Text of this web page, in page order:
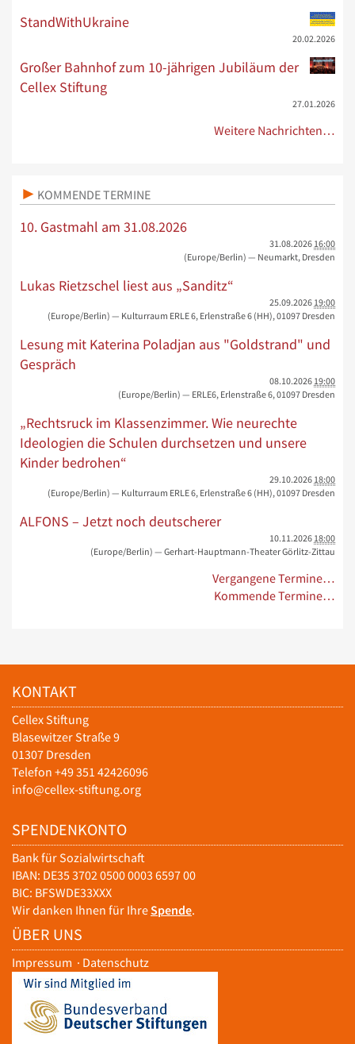
StandWithUkraine
20.02.2026
Großer Bahnhof zum 10-jährigen Jubiläum der
Cellex Stiftung
27.01.2026
Weitere Nachrichten…
KOMMENDE TERMINE
10. Gastmahl am 31.08.2026
31.08.2026 16:00
(Europe/Berlin) — Neumarkt, Dresden
Lukas Rietzschel liest aus „Sanditz“
25.09.2026 19:00
(Europe/Berlin) — Kulturraum ERLE 6, Erlenstraße 6 (HH), 01097 Dresden
Lesung mit Katerina Poladjan aus "Goldstrand" und
Gespräch
08.10.2026 19:00
(Europe/Berlin) — ERLE6, Erlenstraße 6, 01097 Dresden
„Rechtsruck im Klassenzimmer. Wie neurechte
Ideologien die Schulen durchsetzen und unsere
Kinder bedrohen“
29.10.2026 18:00
(Europe/Berlin) — Kulturraum ERLE 6, Erlenstraße 6 (HH), 01097 Dresden
ALFONS – Jetzt noch deutscherer
10.11.2026 18:00
(Europe/Berlin) — Gerhart-Hauptmann-Theater Görlitz-Zittau
Vergangene Termine…
Kommende Termine…
KONTAKT
Cellex Stiftung
Blasewitzer Straße 9
01307 Dresden
Telefon +49 351 42426096
info@cellex-stiftung.org
SPENDENKONTO
Bank für Sozialwirtschaft
IBAN: DE35 3702 0500 0003 6597 00
BIC: BFSWDE33XXX
Wir danken Ihnen für IhreSpende.
ÜBER UNS
Impressum · Datenschutz